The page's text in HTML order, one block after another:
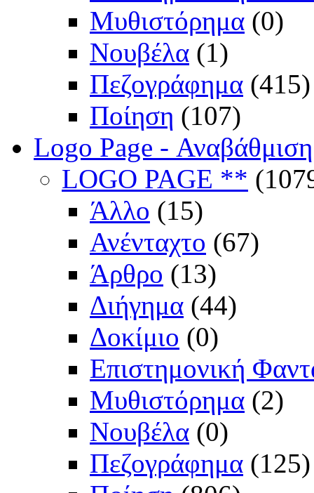
Μυθιστόρημα (0)
Νουβέλα (1)
Πεζογράφημα (415)
Ποίηση (107)
Logo Page -
LOGO PAGE **
Άλλο (15)
Ανένταχτο (67)
Άρθρο (13)
Διήγημα (44)
Δοκίμιο (0)
Επιστημονική
Μυθιστόρημα (2)
Νουβέλα (0)
Πεζογράφημα (125)